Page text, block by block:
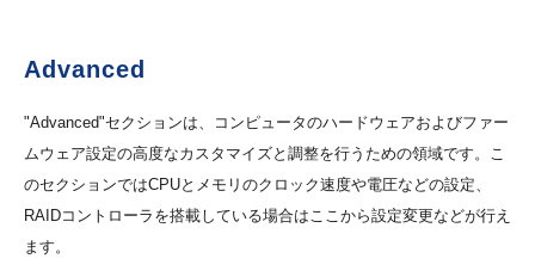
Advanced
"Advanced"セクションは、コンピュータのハードウェアおよびファー
ムウェア設定の高度なカスタマイズと調整を行うための領域です。こ
のセクションではCPUとメモリのクロック速度や電圧などの設定、
RAIDコントローラを搭載している場合はここから設定変更などが行え
ます。